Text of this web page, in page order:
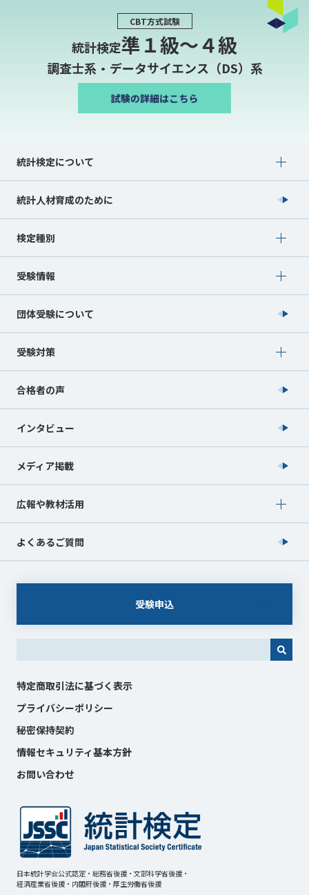
CBT方式試験
統計検定準１級〜４級
調査士系・データサイエンス（DS）系
統計検定について
Show submenu for 統計検定について
統計人材育成のために
検定種別
Show submenu for 検定種別
受験情報
Show submenu for 受験情報
団体受験について
受験対策
Show submenu for 受験対策
合格者の声
インタビュー
メディア掲載
広報や教材活用
Show submenu for 広報や教材活用
よくあるご質問
受験申込
特定商取引法に基づく表示
プライバシーポリシー
秘密保持契約
情報セキュリティ基本方針
お問い合わせ
日本統計学会公式認定・総務省後援・文部科学省後援・
経済産業省後援・内閣府後援・厚生労働省後援